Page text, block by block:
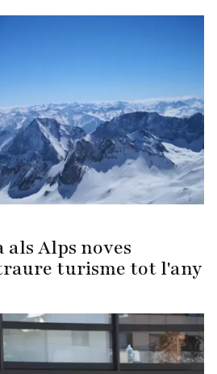
Alps noves
turisme tot l'any